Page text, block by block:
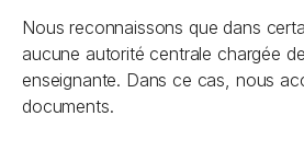
Nous reconnaissons que dans
aucune autorité centrale chargée
enseignante. Dans ce cas, nous
documents.